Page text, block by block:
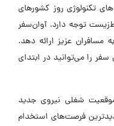
تکنولوژی روز کشورهای
توجه دارد. آوان‌سفر
عزیز ارائه دهد.
را می‌توانید در ابتدای
سفر در حال حاضر در ۱۰ موقعیت شغلی نیروی جدید
فرصت‌های استخدام